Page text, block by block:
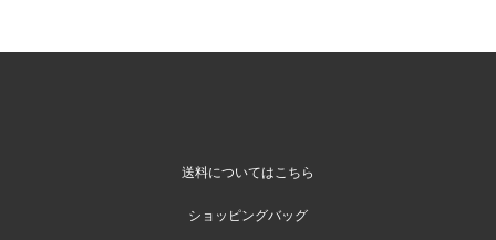
送料についてはこちら
ショッピングバッグ